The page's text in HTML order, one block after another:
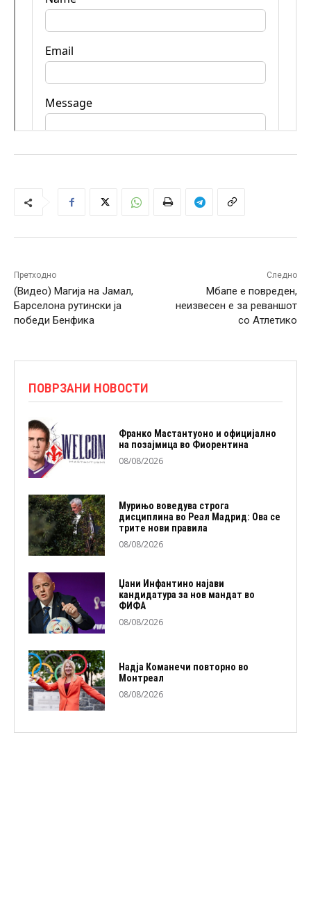
Претходно
(Видео) Магија на Јамал,
Барселона рутински ја
победи Бенфика
Следно
Мбапе е повреден,
неизвесен е за реваншот
со Атлетико
ПОВРЗАНИ НОВОСТИ
Франко Мастантуоно и официјално
на позајмица во Фиорентина
08/08/2026
Мурињо воведува строга
дисциплина во Реал Мадрид: Ова се
трите нови правила
08/08/2026
Џани Инфантино најави
кандидатура за нов мандат во
ФИФА
08/08/2026
Надја Команечи повторно во
Монтреал
08/08/2026